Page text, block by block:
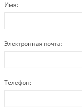
Имя:
Электронная почта:
Телефон: